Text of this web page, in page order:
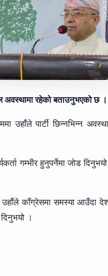
अवस्थामा रहेको बताउनुभएको छ
उहाँले पार्टी छिन्नभिन्न
गम्भीर हुनुपर्नेमा जोड
उहाँले काँग्रेसमा समस्या आउँदा
।